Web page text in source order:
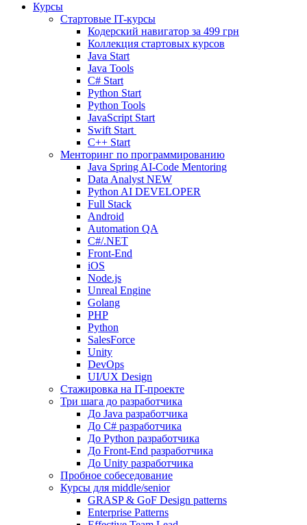
Курсы
Стартовые IT-курсы
Кодерский навигатор за 499 грн
Коллекция стартовых курсов
Java Start
Java Tools
C# Start
Python Start
Python Tools
JavaScript Start
Swift Start
C++ Start
Менторинг по программированию
Java Spring AI-Code Mentoring
Data Analyst NEW
Python AI DEVELOPER
Full Stack
Android
Automation QA
C#/.NET
Front-End
iOS
Node.js
Unreal Engine
Golang
PHP
Python
SalesForce
Unity
DevOps
UI/UX Design
Стажировка на IT-проекте
Три шага до разработчика
До Java разработчика
До C# разработчика
До Python разработчика
До Front-End разработчика
До Unity разработчика
Пробное собеседование
Курсы для middle/senior
GRASP & GoF Design patterns
Enterprise Patterns